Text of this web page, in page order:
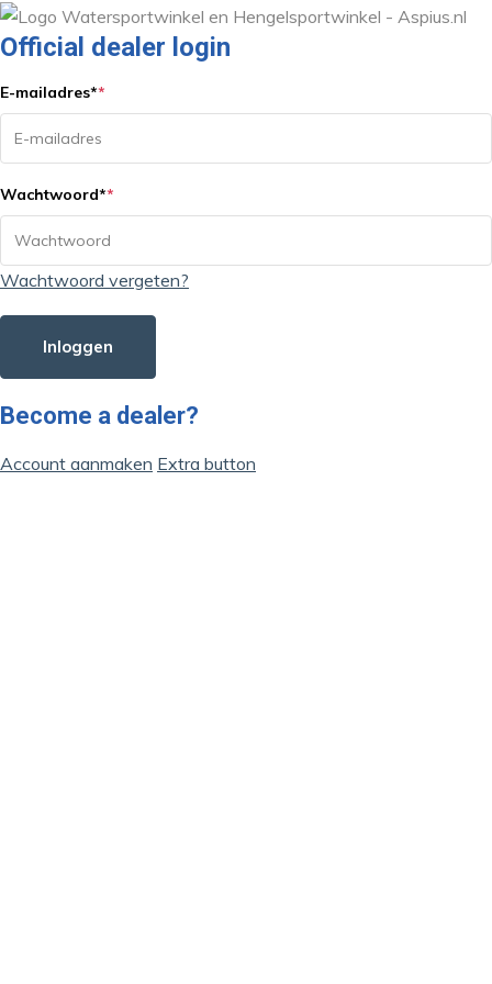
Official dealer login
E-mailadres**
Wachtwoord**
Wachtwoord vergeten?
Inloggen
Become a dealer?
Account aanmaken Extra button